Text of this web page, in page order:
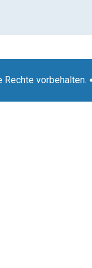
vorbehalten.